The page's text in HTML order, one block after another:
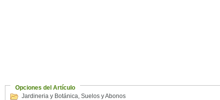
Opciones del Artículo
Jardineria y Botánica, Suelos y Abonos